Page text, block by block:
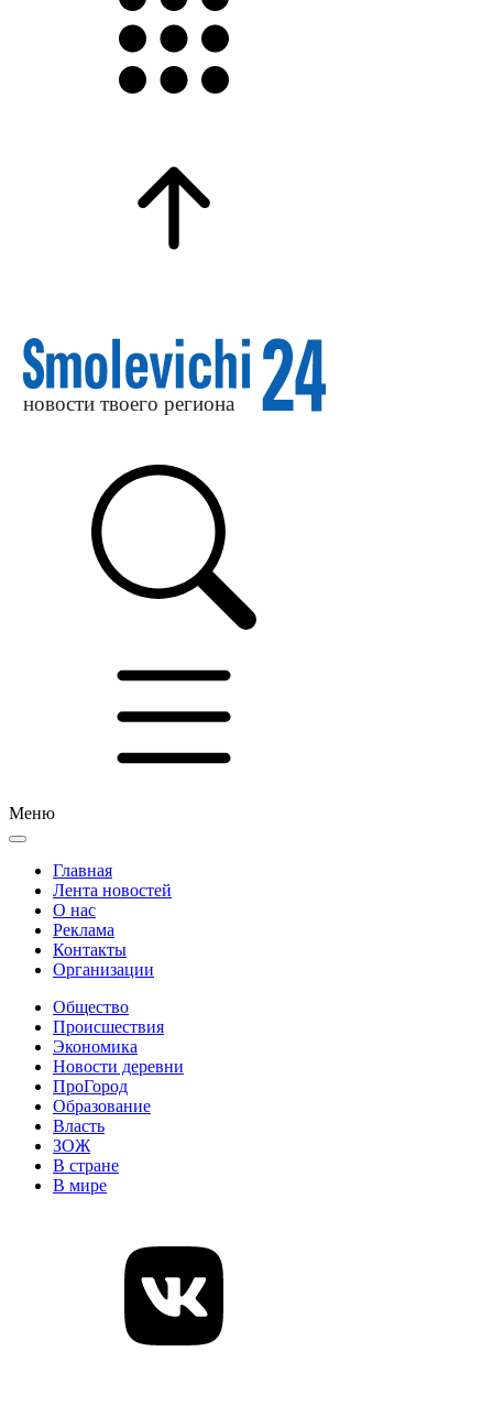
Меню
Главная
Лента новостей
О нас
Реклама
Контакты
Организации
Общество
Происшествия
Экономика
Новости деревни
ПроГород
Образование
Власть
ЗОЖ
В стране
В мире